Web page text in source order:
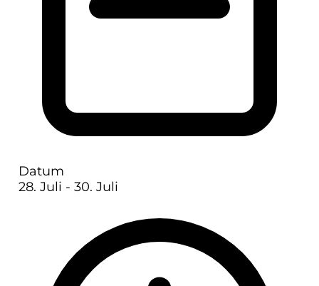
Datum
28. Juli - 30. Juli